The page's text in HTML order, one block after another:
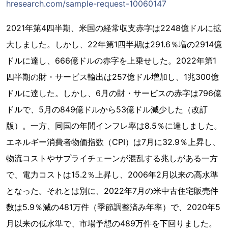
hresearch.com/sample-request-10060147
2021年第4四半期、米国の経常収支赤字は2248億ドルに拡
大しました。しかし、22年第1四半期は291.6％増の2914億
ドルに達し、666億ドルの赤字を上乗せした。2022年第1
四半期の財・サービス輸出は257億ドル増加し、1兆300億
ドルに達した。しかし、6月の財・サービスの赤字は796億
ドルで、5月の849億ドルから53億ドル減少した（改訂
版）。一方、同国の年間インフレ率は8.5％に達しました。
エネルギー消費者物価指数（CPI）は7月に32.9％上昇し、
物流コストやサプライチェーンが混乱する兆しがある一方
で、電力コストは15.2％上昇し、2006年2月以来の高水準
となった。それとは別に、2022年7月の米中古住宅販売件
数は5.9％減の481万件（季節調整済み年率）で、2020年5
月以来の低水準で、市場予想の489万件を下回りました。